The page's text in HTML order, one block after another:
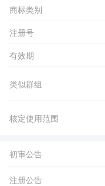
商标类别
注册号
有效期
类似群组
核定使用范围
初审公告
注册公告